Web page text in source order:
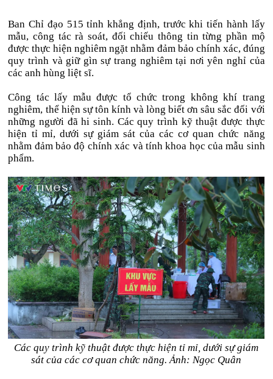
Ban Chỉ đạo 515 tỉnh khẳng định, trước khi tiến hành lấy
mẫu, công tác rà soát, đối chiếu thông tin từng phần mộ
được thực hiện nghiêm ngặt nhằm đảm bảo chính xác, đúng
quy trình và giữ gìn sự trang nghiêm tại nơi yên nghỉ của
các anh hùng liệt sĩ.
Công tác lấy mẫu được tổ chức trong không khí trang
nghiêm, thể hiện sự tôn kính và lòng biết ơn sâu sắc đối với
những người đã hi sinh. Các quy trình kỹ thuật được thực
hiện tỉ mỉ, dưới sự giám sát của các cơ quan chức năng
nhằm đảm bảo độ chính xác và tính khoa học của mẫu sinh
phẩm.
Các quy trình kỹ thuật được thực hiện tỉ mỉ, dưới sự giám
sát của các cơ quan chức năng. Ảnh: Ngọc Quân